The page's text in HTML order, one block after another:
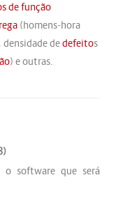
de função
(homens-hora
densidade dedefeitos
) e outras.
software que será